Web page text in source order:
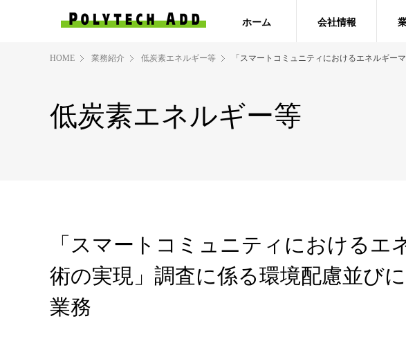
ホーム 会社情報
HOME 業務紹介 低炭素エネルギー等 「スマートコミュニティにおけるエネルギ
低炭素エネルギー等
「スマートコミュニティにおけるエ
術の実現」調査に係る環境配慮並び
業務